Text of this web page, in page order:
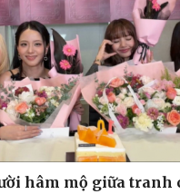
hâm mộ giữa tranh